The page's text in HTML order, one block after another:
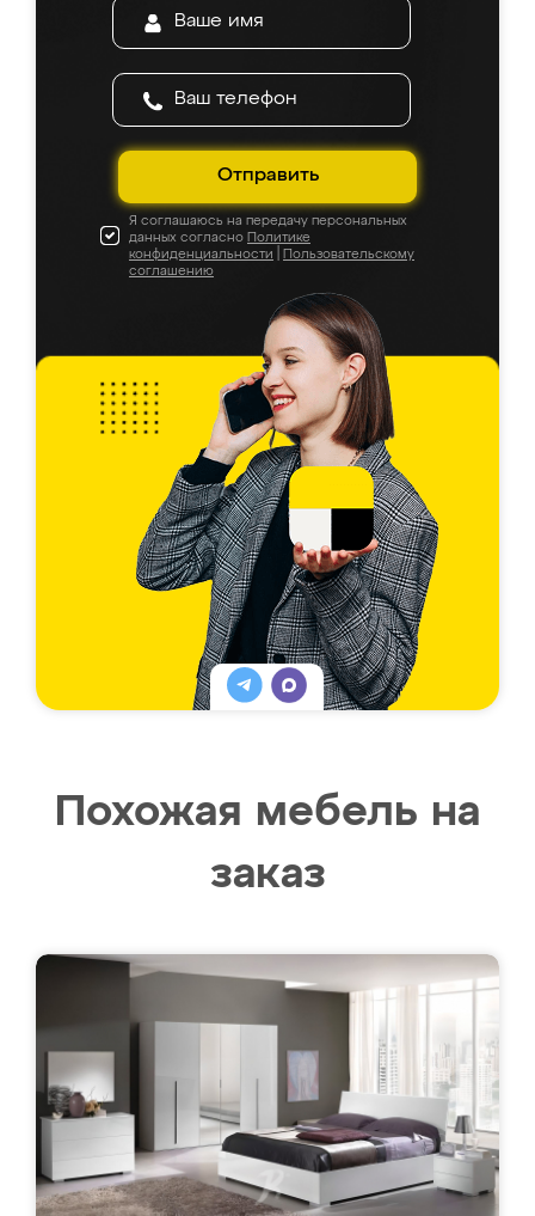
Отправить
Я соглашаюсь на передачу персональных
данных согласно Политике
конфиденциальности
Пользовательскому
соглашению
Похожая мебель на
заказ